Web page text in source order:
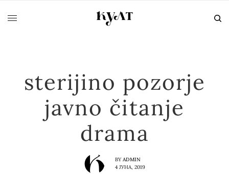
sterijino pozorje
javno čitanje
drama
BY ADMIN
4 ЈУНА, 2019